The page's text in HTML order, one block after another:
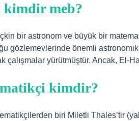
kimdir meb?
bir astronom ve büyük bir
gözlemevlerinde önemli
çalışmalar yürütmüştür. Ancak, El-
kimdir?
biri Miletli Thales’tir